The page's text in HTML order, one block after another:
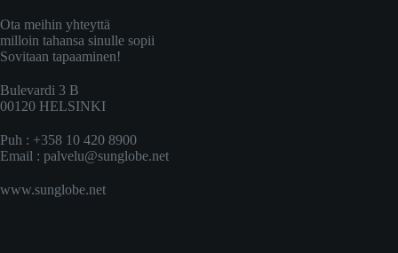
Ota meihin yhteyttä
milloin tahansa sinulle sopii
Sovitaan tapaaminen!
Bulevardi 3 B
00120 HELSINKI
Puh : +358 10 420 8900
Email : palvelu@sunglobe.net
www.sunglobe.net